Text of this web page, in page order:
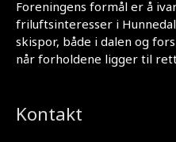
Foreningens formål er å
friluftsinteresser i
skispor, både i dalen og
når forholdene ligger til
Kontakt